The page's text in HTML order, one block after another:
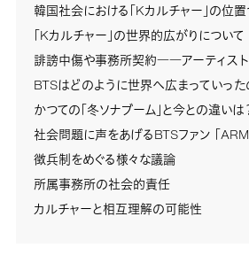
韓国社会における「Kカルチャー」の位
「Kカルチャー」の世界的広がりについて
誹謗中傷や事務所契約――アーティス
BTSはどのように世界へ広まっていっ
かつての「冬ソナブーム」と今との違いは
社会問題に声をあげるBTSファン 「ARMY
徴兵制をめぐる様々な議論
所属事務所の社会的責任
カルチャーと相互理解の可能性